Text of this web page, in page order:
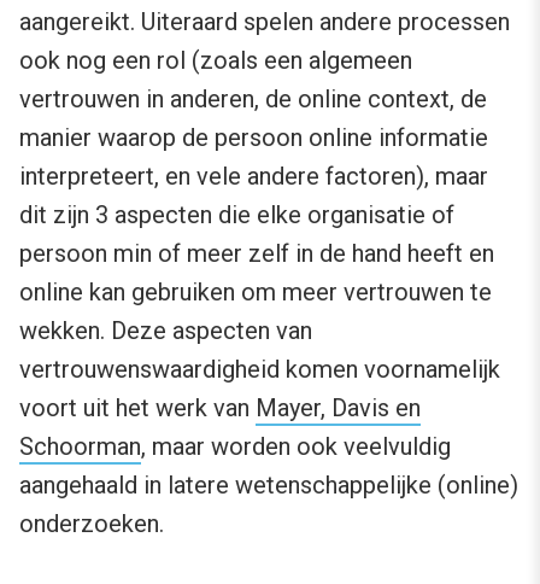
aangereikt. Uiteraard spelen andere processen
ook nog een rol (zoals een algemeen
vertrouwen in anderen, de online context, de
manier waarop de persoon online informatie
interpreteert, en vele andere factoren), maar
dit zijn 3 aspecten die elke organisatie of
persoon min of meer zelf in de hand heeft en
online kan gebruiken om meer vertrouwen te
wekken. Deze aspecten van
vertrouwenswaardigheid komen voornamelijk
voort uit het werk van Mayer, Davis en
Schoorman, maar worden ook veelvuldig
aangehaald in latere wetenschappelijke (online)
onderzoeken.